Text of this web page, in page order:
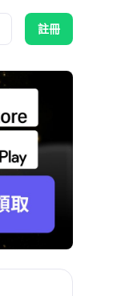
註冊